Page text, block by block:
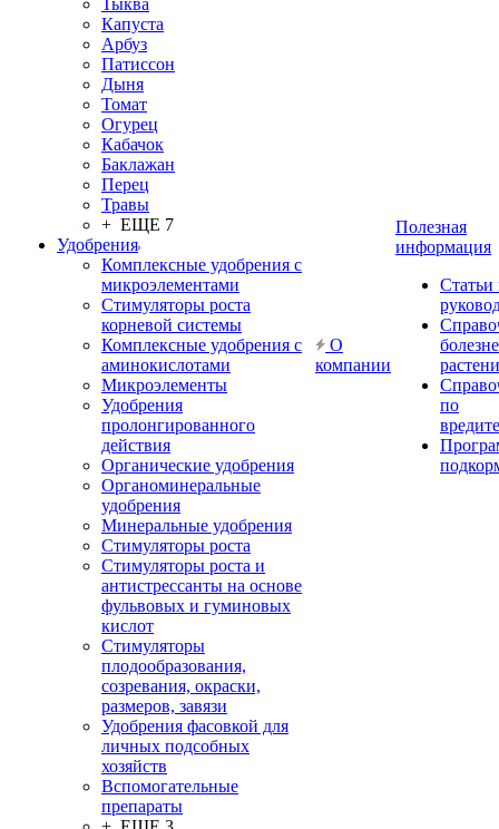
Тыква
Капуста
Арбуз
Патиссон
Дыня
Томат
Огурец
Кабачок
Баклажан
Перец
Травы
+ ЕЩЕ 7
Удобрения
Комплексные удобрения с
микроэлементами
Стимуляторы роста
корневой системы
Комплексные удобрения с
аминокислотами
Микроэлементы
Удобрения
пролонгированного
действия
Органические удобрения
Органоминеральные
удобрения
Минеральные удобрения
Стимуляторы роста
Стимуляторы роста и
антистрессанты на основе
фульвовых и гуминовых
кислот
Стимуляторы
плодообразования,
созревания, окраски,
размеров, завязи
Удобрения фасовкой для
личных подсобных
хозяйств
Вспомогательные
препараты
О
компании
Полезная
информация
Статьи
по